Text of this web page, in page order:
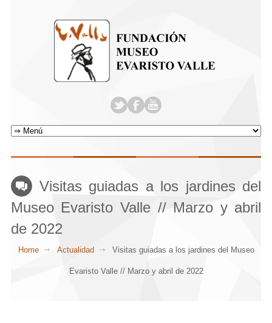
Visitas guiadas a los jardines del
Museo Evaristo Valle // Marzo y abril
de 2022
Home Actualidad Visitas guiadas a los jardines del Museo
Evaristo Valle // Marzo y abril de 2022